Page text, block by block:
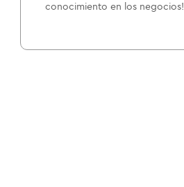
conocimiento en los negocios!